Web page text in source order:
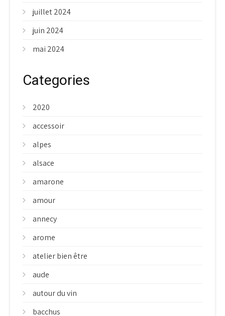
juillet 2024
juin 2024
mai 2024
Categories
2020
accessoir
alpes
alsace
amarone
amour
annecy
arome
atelier bien être
aude
autour du vin
bacchus